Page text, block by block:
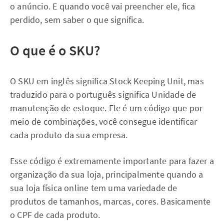
o anúncio. E quando você vai preencher ele, fica
perdido, sem saber o que significa.
O que é o SKU?
O SKU em inglês significa Stock Keeping Unit, mas
traduzido para o português significa Unidade de
manutenção de estoque. Ele é um código que por
meio de combinações, você consegue identificar
cada produto da sua empresa.
Esse código é extremamente importante para fazer a
organização da sua loja, principalmente quando a
sua loja física online tem uma variedade de
produtos de tamanhos, marcas, cores. Basicamente
o CPF de cada produto.